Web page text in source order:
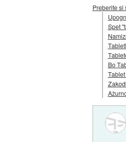
Preberite
Spet
Bo